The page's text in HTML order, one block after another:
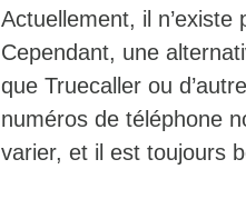
Actuellement, il
Cependant, une
que Truecaller ou
numéros de téléphone
varier, et il est toujours